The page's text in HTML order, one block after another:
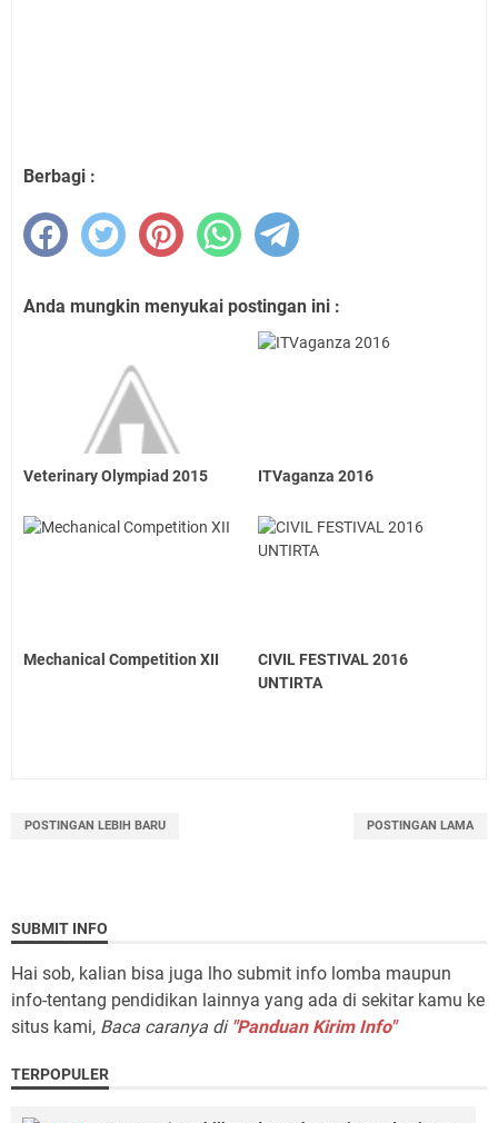
Berbagi :
Anda mungkin menyukai postingan ini :
Veterinary Olympiad 2015 ITVaganza 2016
Mechanical Competition XII
CIVIL FESTIVAL 2016
UNTIRTA
POSTINGAN LEBIH BARU POSTINGAN LAMA
SUBMIT INFO
Hai sob, kalian bisa juga lho submit info lomba maupun
info-tentang pendidikan lainnya yang ada di sekitar kamu ke
situs kami, Baca caranya di "Panduan Kirim Info"
TERPOPULER